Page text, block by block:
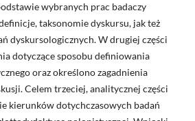
wybranych prac badaczy
taksonomie dyskursu, jak też
dyskursologicznych. W drugiej części
dotyczące sposobu definiowania
oraz określono zagadnienia
Celem trzeciej, analitycznej części
kierunków dotychczasowych badań